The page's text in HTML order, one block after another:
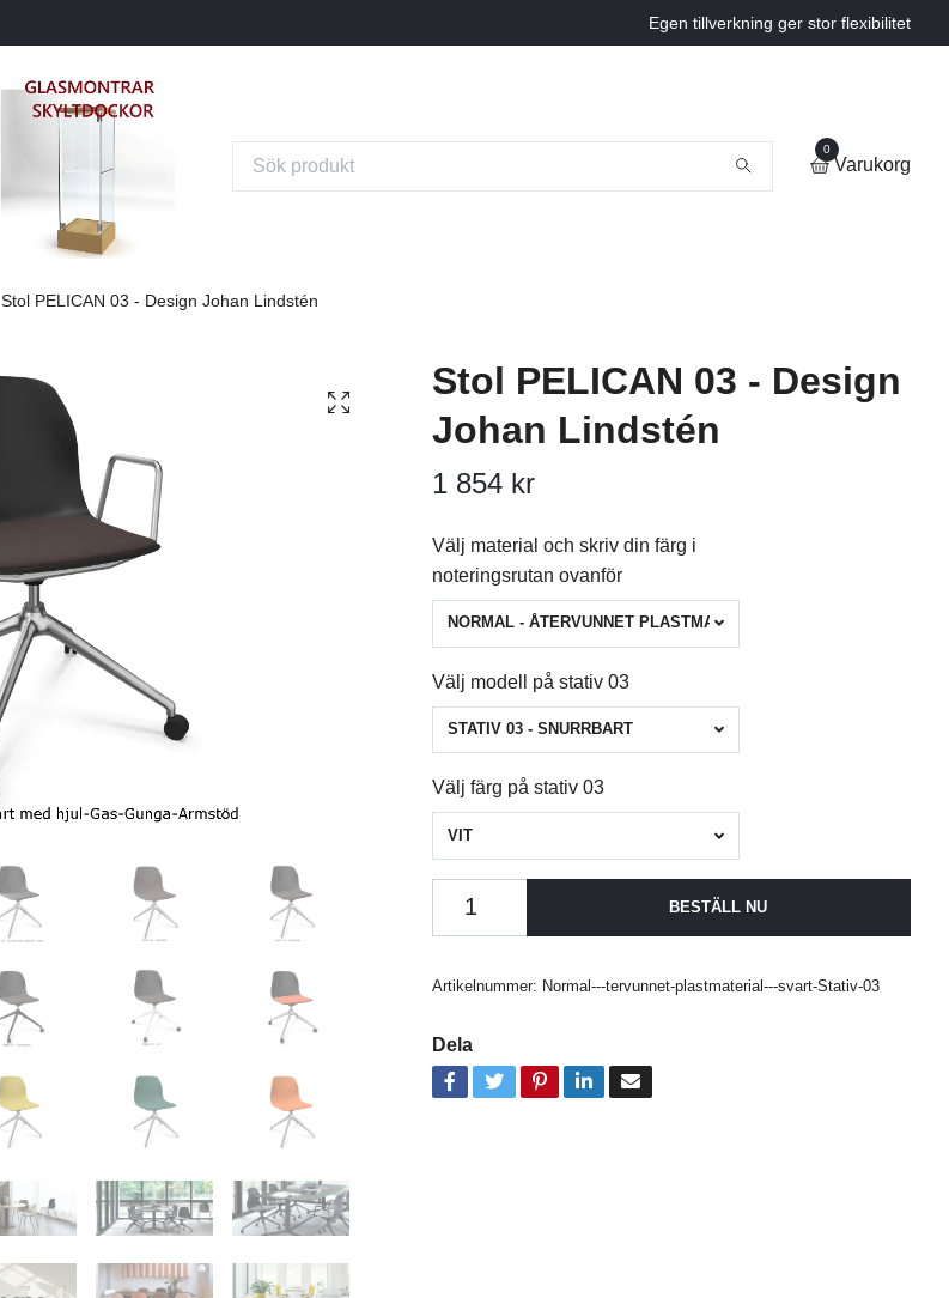
Egen tillverkning ger stor flexibilitet
0
Varukorg
Stol PELICAN 03 - Design Johan Lindstén
Stol PELICAN 03 - Design
Johan Lindstén
1 854 kr
Välj material och skriv din färg i
noteringsrutan ovanför
NORMAL - ÅTERVUNNET PLASTMATERIAL - SVART
Välj modell på stativ 03
STATIV 03 - SNURRBART
Välj färg på stativ 03
VIT
BESTÄLL NU
Artikelnummer: Normal---tervunnet-plastmaterial---svart-Stativ-03
Dela